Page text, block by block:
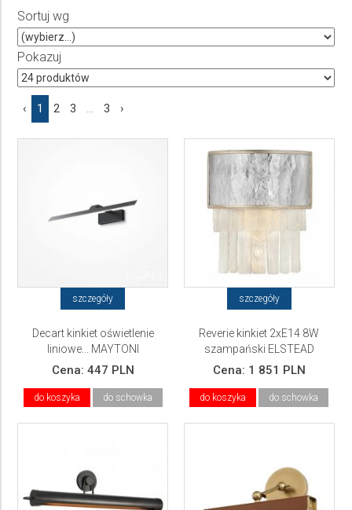
Producent
Wybierz producenta
Cena
Sortuj wg
Pokazuj
‹ 1 2 3 ... 3 ›
szczegóły
Decart kinkiet oświetlenie
liniowe... MAYTONI
Cena: 447 PLN
do koszyka do schowka
szczegóły
Reverie kinkiet 2xE14 8W
szampański ELSTEAD
Lighting
Cena: 1 851 PLN
do koszyka do schowka